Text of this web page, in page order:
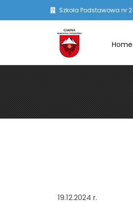
Szkoła Podstawowa nr
Home
19.12.2024 r.